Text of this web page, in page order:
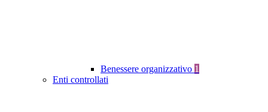
Benessere organizzativo 1
Enti controllati